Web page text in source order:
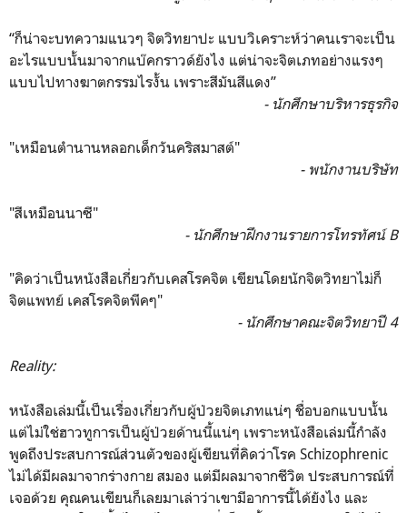
“ก็น่าจะบทความแนวๆ จิตวิทยาปะ แบบวิเคราะห์ว่าคนเราจะเป็น
อะไรแบบนั้นมาจากแบ๊คกราวด์ยังไง แต่น่าจะจิตเภทอย่างแรงๆ
แบบไปทางฆาตกรรมไรงั้น เพราะสีมันสีแดง”
- นักศึกษาบริหารธุรกิจ
"เหมือนตำนานหลอกเด็กวันคริสมาสต์"
- พนักงานบริษัท
"สีเหมือนนาซี"
- นักศึกษาฝึกงานรายการโทรทัศน์ B
"คิดว่าเป็นหนังสือเกี่ยวกับเคสโรคจิต เขียนโดยนักจิตวิทยาไม่ก็
จิตแพทย์ เคสโรคจิตพีคๆ"
- นักศึกษาคณะจิตวิทยาปี 4
Reality:
หนังสือเล่มนี้เป็นเรื่องเกี่ยวกับผู้ป่วยจิตเภทแน่ๆ ชื่อบอกแบบนั้น
แต่ไม่ใช่ฮาวทูการเป็นผู้ป่วยด้านนี้แน่ๆ เพราะหนังสือเล่มนี้กำลัง
พูดถึงประสบการณ์ส่วนตัวของผู้เขียนที่คิดว่าโรค Schizophrenic
ไม่ได้มีผลมาจากร่างกาย สมอง แต่มีผลมาจากชีวิต ประสบการณ์ที่
เจอด้วย คุณคนเขียนก็เลยมาเล่าว่าเขามีอาการนี้ได้ยังไง และ